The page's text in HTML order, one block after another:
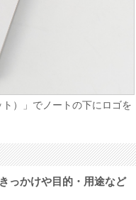
ト）」でノートの下にロゴを
っかけや目的・用途など